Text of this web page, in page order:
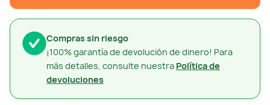
Compras sin riesgo
¡100% garantía de devolución de dinero! Para
más detalles, consulte nuestra Política de
devoluciones